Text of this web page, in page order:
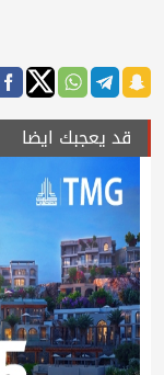
قد يعجبك ايضا